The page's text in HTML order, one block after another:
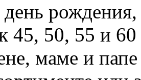
45, 50, 55 и
маме и